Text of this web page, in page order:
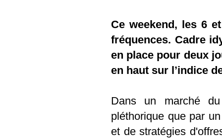
Ce weekend, les 6
fréquences. Cadre
en place pour deux
en haut sur l’indice
Dans un marché
pléthorique que par
et de stratégies